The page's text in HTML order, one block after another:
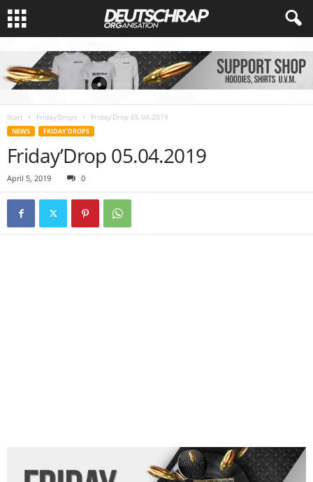
Start Friday'Drops Friday’Drop 05.04.2019
NEWS FRIDAY'DROPS
Friday’Drop 05.04.2019
April 5, 2019 0